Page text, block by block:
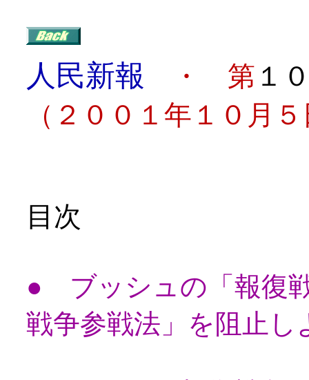
人民新報 ・ 第 １
（２００１年１０月
目次
● ブッシュの「報復
戦争参戦法」を阻止し